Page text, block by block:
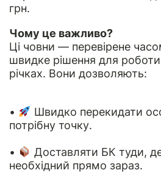
грн.
Чому це важливо?
Ці човни — перевірене
швидке рішення для
річках. Вони дозволяють:
•
Швидко перекидати
потрібну точку.
•
Доставляти БК туди,
необхідний прямо зараз.